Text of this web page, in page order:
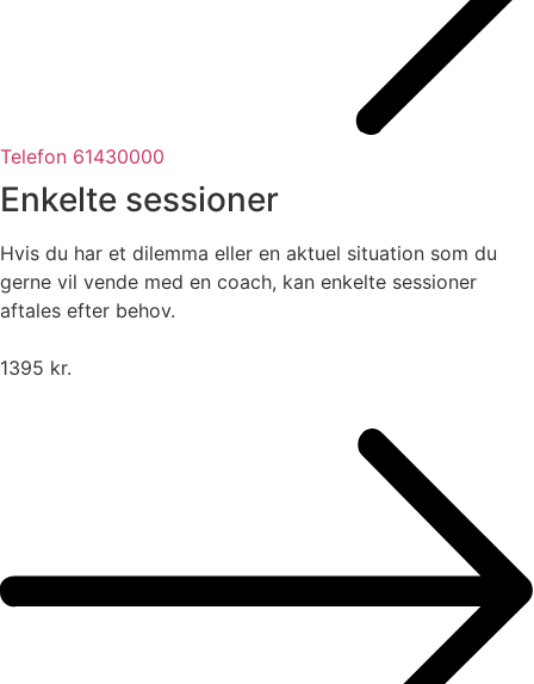
Telefon 61430000
Enkelte sessioner
Hvis du har et dilemma eller en aktuel situation som du
gerne vil vende med en coach, kan enkelte sessioner
aftales efter behov.
1395 kr.